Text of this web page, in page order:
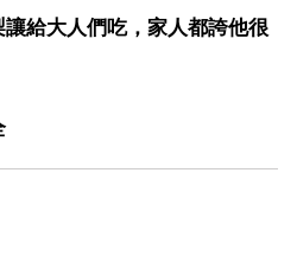
給大人們吃，家人都誇他很